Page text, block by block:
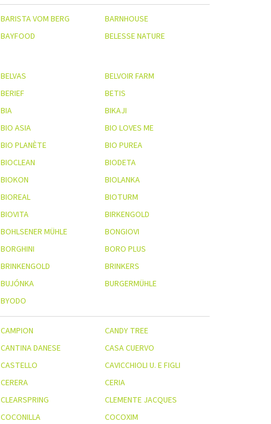
BARISTA VOM BERG
BARNHOUSE
BAYFOOD BELESSE NATURE
BELVAS
BELVOIR FARM
BERIEF
BETIS
BIA
BIKAJI
BIO ASIA
BIO LOVES ME
BIO PLANÈTE
BIO PUREA
BIOCLEAN
BIODETA
BIOKON
BIOLANKA
BIOREAL
BIOTURM
BIOVITA
BIRKENGOLD
BOHLSENER MÜHLE
BONGIOVI
BORGHINI
BORO PLUS
BRINKENGOLD
BRINKERS
BUJÓNKA
BURGERMÜHLE
BYODO
CAMPION
CANDY TREE
CANTINA DANESE
CASA CUERVO
CASTELLO
CAVICCHIOLI U. E FIGLI
CERERA
CERIA
CLEARSPRING
CLEMENTE JACQUES
COCONILLA
COCOXIM